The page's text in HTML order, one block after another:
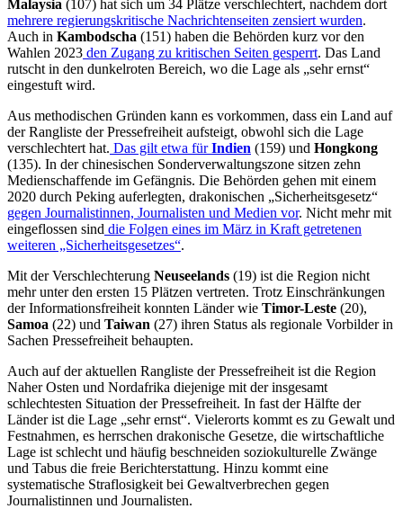
Malaysia (107) hat sich um 34 Plätze verschlechtert, nachdem dort
mehrere regierungskritische Nachrichtenseiten zensiert wurden.
Auch in Kambodscha (151) haben die Behörden kurz vor den
Wahlen 2023 den Zugang zu kritischen Seiten gesperrt. Das Land
rutscht in den dunkelroten Bereich, wo die Lage als „sehr ernst“
eingestuft wird.
Aus methodischen Gründen kann es vorkommen, dass ein Land auf
der Rangliste der Pressefreiheit aufsteigt, obwohl sich die Lage
verschlechtert hat. Das gilt etwa fürIndien (159) und Hongkong
(135). In der chinesischen Sonderverwaltungszone sitzen zehn
Medienschaffende im Gefängnis. Die Behörden gehen mit einem
2020 durch Peking auferlegten, drakonischen „Sicherheitsgesetz“
gegen Journalistinnen, Journalisten und Medien vor. Nicht mehr mit
eingeflossen sind die Folgen eines im März in Kraft getretenen
weiteren „Sicherheitsgesetzes“.
Mit der Verschlechterung Neuseelands (19) ist die Region nicht
mehr unter den ersten 15 Plätzen vertreten. Trotz Einschränkungen
der Informationsfreiheit konnten Länder wie Timor-Leste (20),
Samoa (22) und Taiwan (27) ihren Status als regionale Vorbilder in
Sachen Pressefreiheit behaupten.
Auch auf der aktuellen Rangliste der Pressefreiheit ist die Region
Naher Osten und Nordafrika diejenige mit der insgesamt
schlechtesten Situation der Pressefreiheit. In fast der Hälfte der
Länder ist die Lage „sehr ernst“. Vielerorts kommt es zu Gewalt und
Festnahmen, es herrschen drakonische Gesetze, die wirtschaftliche
Lage ist schlecht und häufig beschneiden soziokulturelle Zwänge
und Tabus die freie Berichterstattung. Hinzu kommt eine
systematische Straflosigkeit bei Gewaltverbrechen gegen
Journalistinnen und Journalisten.